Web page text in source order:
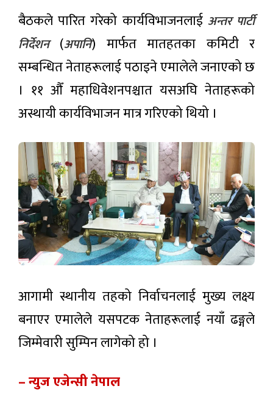
स्तरोन्नति
हुँदै
बङ्गलादेश
आक्रोशित
नेपाल
आयल
निगमको
कार्यकारी
निर्देशकमा
साह
लोकप्रिय
समाचार
सुनचाँदीको
मूल्य ह्वात्तै
बढ्यो
१५ घण्टा अगाडी
नेपाल
आयल
निगमको
कार्यकारी
निर्देशकमा
११ घण्टा अगाडी
नेप्से
परिसूचक
१३.८२
अंकले
घट्यो, ४
अर्ब ६२
कारोबार
११ घण्टा अगाडी
ग्वार्कोमा
दुर्घटना
हुँदा एक
१४ घण्टा
अगाडी
बैठकले पारित गरेको कार्यविभाजनलाई अन्तर पार्टी
निर्देशन(अपानि) मार्फत मातहतका कमिटी र
सम्बन्धित नेताहरूलाई पठाइने एमालेले जनाएको छ
। ११ औँ महाधिवेशनपश्चात यसअघि नेताहरूको
अस्थायी कार्यविभाजन मात्र गरिएको थियो ।
आगामी स्थानीय तहको निर्वाचनलाई मुख्य लक्ष्य
बनाएर एमालेले यसपटक नेताहरूलाई नयाँ ढङ्गले
जिम्मेवारी सुम्पिन लागेको हो ।
– न्युज एजेन्सी नेपाल